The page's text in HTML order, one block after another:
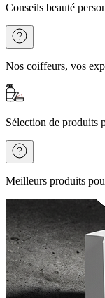
Conseils beauté
Nos coiffeurs, vos
Sélection de produits
Meilleurs produits